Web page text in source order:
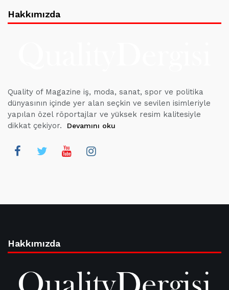
Hakkımızda
Quality of Magazine iş, moda, sanat, spor ve politika
dünyasının içinde yer alan seçkin ve sevilen isimleriyle
yapılan özel röportajlar ve yüksek resim kalitesiyle
dikkat çekiyor.
Devamını oku
Hakkımızda